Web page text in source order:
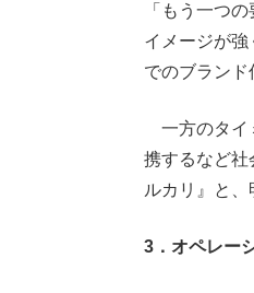
「もう一つ
イメージが
でのブランド
一方のタイ
携するなど社
ルカリ』と、
3．オペレー